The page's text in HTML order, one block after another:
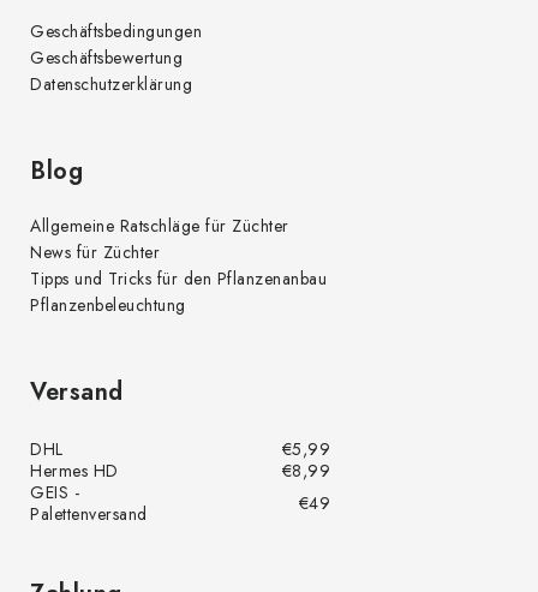
Geschäftsbedingungen
Geschäftsbewertung
Datenschutzerklärung
Blog
Allgemeine Ratschläge für Züchter
News für Züchter
Tipps und Tricks für den Pflanzenanbau
Pflanzenbeleuchtung
Versand
DHL
€5,99
Hermes HD
€8,99
GEIS -
Palettenversand
€49